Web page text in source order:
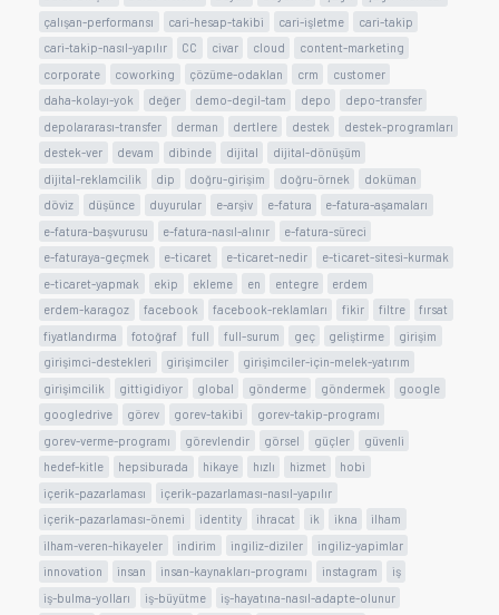
çalışan-performansı
cari-hesap-takibi cari-işletme
cari-takip
cari-takip-nasıl-yapılır
CC civar cloud
content-marketing
corporate
coworking çözüme-odaklan crm
customer
daha-kolayı-yok
değer demo-degil-tam depo
depo-transfer
depolararası-transfer
derman dertlere destek
destek-programları
destek-ver
devam dibinde dijital
dijital-dönüşüm
dijital-reklamcilik
dip doğru-girişim doğru-örnek
doküman
döviz
düşünce duyurular e-arşiv e-fatura
e-fatura-aşamaları
e-fatura-başvurusu
e-fatura-nasıl-alınır
e-fatura-süreci
e-faturaya-geçmek
e-ticaret e-ticaret-nedir
e-ticaret-sitesi-kurmak
e-ticaret-yapmak
ekip ekleme en entegre
erdem
erdem-karagoz
facebook facebook-reklamları fikir filtre
fırsat
fiyatlandırma
fotoğraf full full-surum geç geliştirme
girişim
girişimci-destekleri
girişimciler
girişimciler-için-melek-yatırım
girişimcilik
gittigidiyor global gönderme göndermek
google
googledrive
görev gorev-takibi
gorev-takip-programı
gorev-verme-programı
görevlendir görsel güçler
güvenli
hedef-kitle
hepsiburada hikaye hızlı hizmet
hobi
içerik-pazarlaması
içerik-pazarlaması-nasıl-yapılır
içerik-pazarlaması-önemi
identity ihracat ik ikna
ilham
ilham-veren-hikayeler
indirim ingiliz-diziler
ingiliz-yapimlar
innovation
insan insan-kaynakları-programı instagram
iş
iş-bulma-yolları
iş-büyütme
iş-hayatına-nasıl-adapte-olunur